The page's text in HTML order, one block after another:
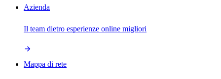
Azienda
Il team dietro esperienze online migliori
Mappa di rete